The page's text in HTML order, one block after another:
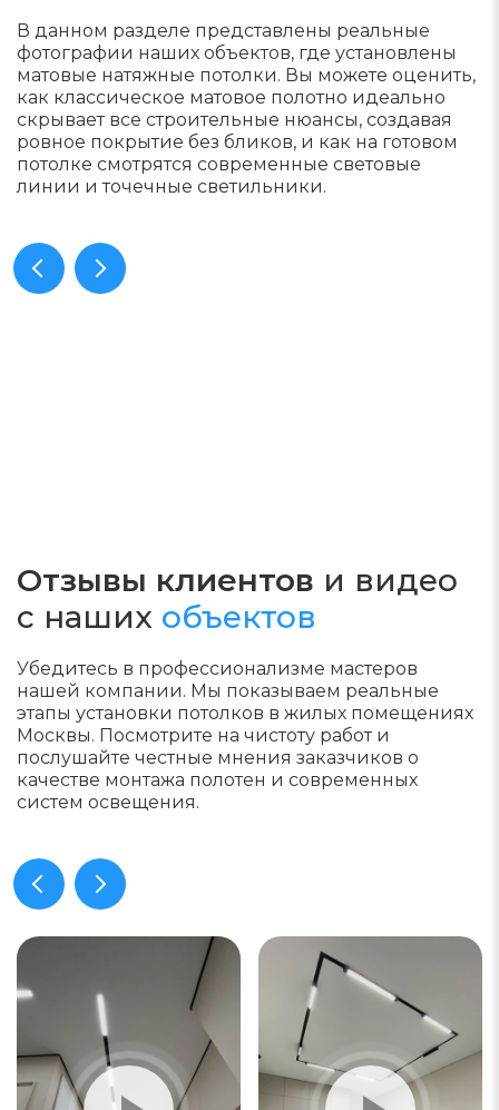
В данном разделе представлены реальные
фотографии наших объектов, где установлены
матовые натяжные потолки. Вы можете оценить,
как классическое матовое полотно идеально
скрывает все строительные нюансы, создавая
ровное покрытие без бликов, и как на готовом
потолке смотрятся современные световые
линии и точечные светильники.
Отзывы клиентов и видео
с наших объектов
Убедитесь в профессионализме мастеров
нашей компании. Мы показываем реальные
этапы установки потолков в жилых помещениях
Москвы. Посмотрите на чистоту работ и
послушайте честные мнения заказчиков о
качестве монтажа полотен и современных
систем освещения.